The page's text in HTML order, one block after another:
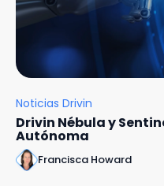
Noticias Drivin
Drivin Nébula y
Autónoma
Francisca Howard